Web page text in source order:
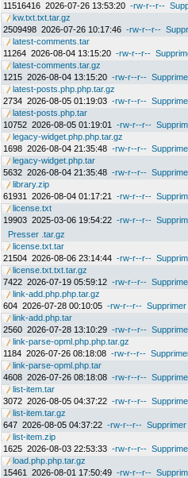
11516416 2026-07-26 13:53:20 -rw-r--r--
kw.txt.txt.tar.gz
2509498 2026-07-26 10:17:46 -rw-r--r--
latest-comments.tar
11264 2026-08-04 13:15:20 -rw-r--r--
latest-comments.tar.gz
1215 2026-08-04 13:15:20 -rw-r--r--
latest-posts.php.php.tar.gz
2734 2026-08-05 01:19:03 -rw-r--r--
latest-posts.php.tar
10752 2026-08-05 01:19:01 -rw-r--r--
legacy-widget.php.php.tar.gz
1698 2026-08-04 21:35:48 -rw-r--r--
legacy-widget.php.tar
5632 2026-08-04 21:35:48 -rw-r--r--
library.zip
61931
2026-08-04 01:17:21 -rw-r--r--
license.txt
19903 2025-03-06 19:54:22 -rw-r--r--
Presser .tar.gz
license.txt.tar
21504 2026-08-06 23:14:44 -rw-r--r--
license.txt.txt.tar.gz
7422 2026-07-19 05:59:12 -rw-r--r--
link-add.php.php.tar.gz
604 2026-07-28 00:10:05 -rw-r--r-- Supprimer
link-add.php.tar
2560 2026-07-28 13:10:29 -rw-r--r--
link-parse-opml.php.php.tar.gz
1184 2026-07-26 08:18:08 -rw-r--r--
link-parse-opml.php.tar
4608 2026-07-26 08:18:08 -rw-r--r--
list-item.tar
3072 2026-08-05 04:37:22 -rw-r--r--
list-item.tar.gz
647 2026-08-05 04:37:22 -rw-r--r-- Supprimer
list-item.zip
1625 2026-08-03 22:53:33 -rw-r--r--
load.php.php.tar.gz
15461
2026-08-01 17:50:49 -rw-r--r--